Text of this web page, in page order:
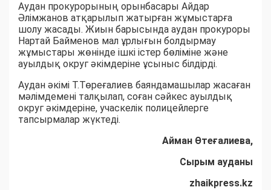
Аудан прокурорының орынбасары Айдар
Әлімжанов атқарылып жатырған жұмыстарға
шолу жасады. Жиын барысында аудан прокуроры
Нартай Байменов мал ұрлығын болдырмау
жұмыстары жөнінде ішкі істер бөліміне және
ауылдық округ әкімдеріне ұсыныс білдірді.
Аудан әкімі Т.Төреғалиев баяндамашылар жасаған
мәлімдемені талқылап, соған сәйкес ауылдық
округ әкімдеріне, учаскелік полицейлерге
тапсырмалар жүктеді.
Айман Өтеғалиева,
Сырым ауданы
zhaikpress.kz